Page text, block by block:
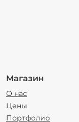
Магазин
О нас
Цены
Портфолио